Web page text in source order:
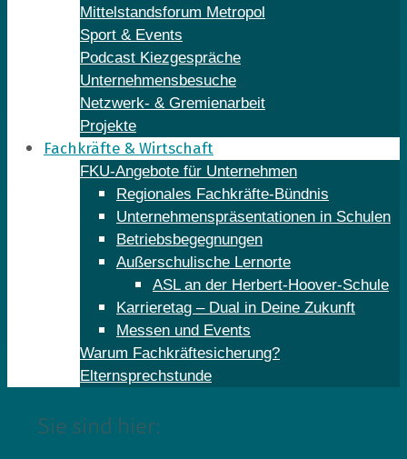
Mittelstandsforum Metropol
Sport & Events
Podcast Kiezgespräche
Unternehmensbesuche
Netzwerk- & Gremienarbeit
Projekte
Fachkräfte & Wirtschaft
FKU-Angebote für Unternehmen
Regionales Fachkräfte-Bündnis
Unternehmenspräsentationen in Schulen
Betriebsbegegnungen
Außerschulische Lernorte
ASL an der Herbert-Hoover-Schule
Karrieretag – Dual in Deine Zukunft
Messen und Events
Warum Fachkräftesicherung?
Elternsprechstunde
Sie sind hier: